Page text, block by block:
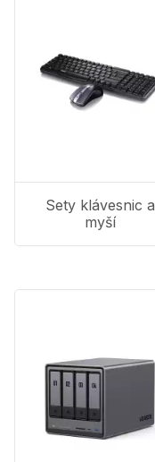
Sety klávesnic a
myší